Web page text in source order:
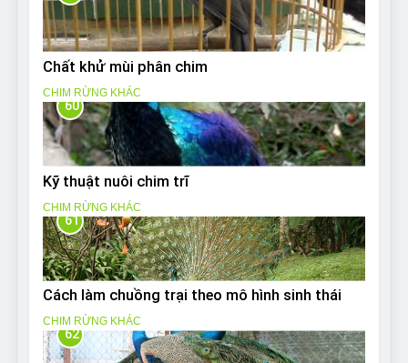
Chất khử mùi phân chim
CHIM RỪNG KHÁC
60
Kỹ thuật nuôi chim trĩ
CHIM RỪNG KHÁC
61
Cách làm chuồng trại theo mô hình sinh thái
CHIM RỪNG KHÁC
62